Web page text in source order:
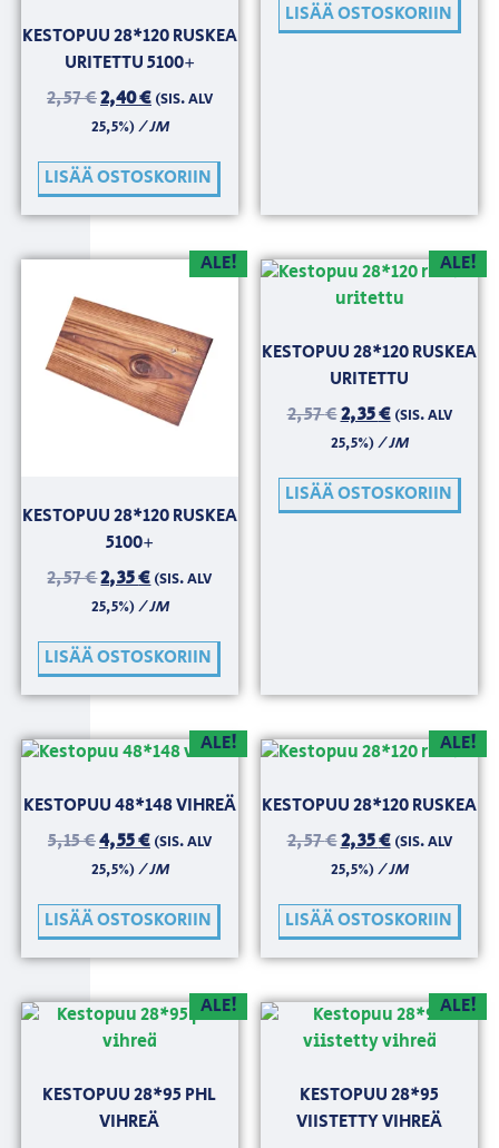
KESTOPUU 28*120 RUSKEA
URITETTU 5100+
2,57€2,40€ (SIS. ALV
25,5%)/ JM
LISÄÄ OSTOSKORIIN
LISÄÄ OSTOSKORIIN
ALE!
KESTOPUU 28*120 RUSKEA
5100+
2,57€2,35€(SIS. ALV
25,5%)/ JM
LISÄÄ OSTOSKORIIN
ALE!
KESTOPUU 28*120 RUSKEA
URITETTU
2,57€2,35€ (SIS. ALV
25,5%)/ JM
LISÄÄ OSTOSKORIIN
ALE!
KESTOPUU 48*148 VIHREÄ
5,15€4,55€ (SIS. ALV
25,5%)/ JM
LISÄÄ OSTOSKORIIN
ALE!
KESTOPUU 28*120 RUSKEA
2,57€2,35€ (SIS. ALV
25,5%)/ JM
LISÄÄ OSTOSKORIIN
ALE!
KESTOPUU 28*95 PHL
VIHREÄ
ALE!
KESTOPUU 28*95
VIISTETTY VIHREÄ